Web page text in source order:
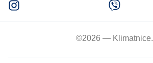
©2026 — Klimatnice.